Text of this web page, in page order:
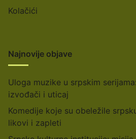
Kolačići
Najnovije objave
Uloga muzike u srpskim
izvođači i uticaj
Komedije koje su obeležile
likovi i zapleti